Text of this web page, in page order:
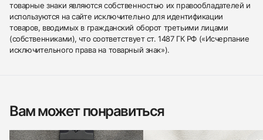
товарные знаки являются собственностью их правообладателей и
используются на сайте исключительно для идентификации
товаров, вводимых в гражданский оборот третьими лицами
(собственниками), что соответствует ст. 1487 ГК РФ («Исчерпание
исключительного права на товарный знак»).
Вам может понравиться